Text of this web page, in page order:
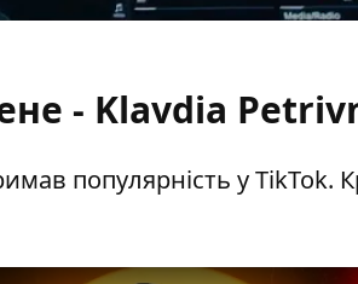
- Klavdia
популярність у TikTok.